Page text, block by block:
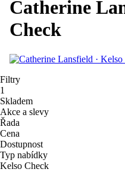
Catherine
Check
Filtry
1
Skladem
Akce a slevy
Řada
Cena
Dostupnost
Typ nabídky
Kelso Check